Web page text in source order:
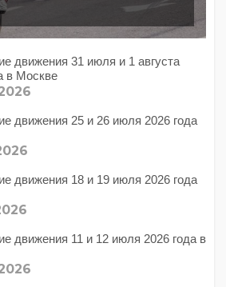
движения 31 июля и 1 августа
в Москве
движения 25 и 26 июля 2026 года
движения 18 и 19 июля 2026 года
движения 11 и 12 июля 2026 года в